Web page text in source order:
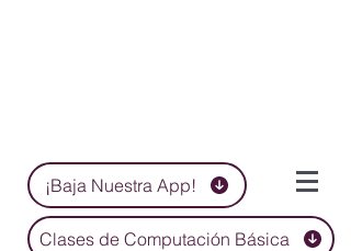
¡Baja Nuestra App!
Clases de Computación Básica